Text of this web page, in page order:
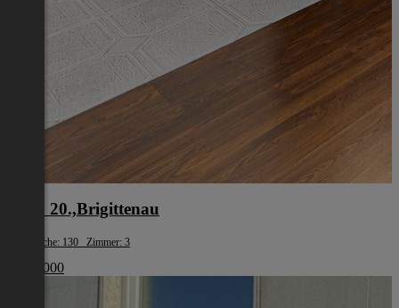
Wien 20.,Brigittenau
Wohnfläche: 130 Zimmer: 3
€ 519 000